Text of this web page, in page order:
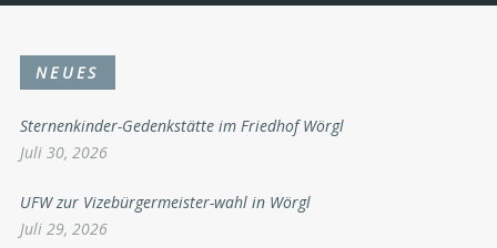
NEUES
Sternenkinder-Gedenkstätte im Friedhof Wörgl
Juli 30, 2026
UFW zur Vizebürgermeister-wahl in Wörgl
Juli 29, 2026